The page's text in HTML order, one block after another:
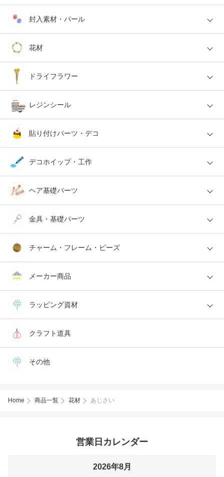
封入素材・パール
花材
ドライフラワー
レジンシール
貼り付けパーツ・デコ
デコホイップ・工作
ヘア基礎パーツ
金具・基礎パーツ
チャーム・フレーム・ビーズ
メーカー商品
ラッピング資材
クラフト道具
その他
Home 商品一覧 花材 あじさい
営業日カレンダー
2026年8月